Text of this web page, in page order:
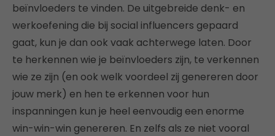
beïnvloeders te vinden. De uitgebreide denk- en
werkoefening die bij social influencers gepaard
gaat, kun je dan ook vaak achterwege laten. Door
te herkennen wie je beïnvloeders zijn, te verkennen
wie ze zijn (en ook welk voordeel zij genereren door
jouw merk) en hen te erkennen voor hun
inspanningen kun je heel eenvoudig een enorme
win-win-win genereren. En zelfs als ze niet vooral